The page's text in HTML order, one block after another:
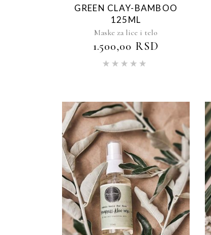
GREEN CLAY-BAMBOO
125ML
Maske za lice i telo
1.500,00 RSD